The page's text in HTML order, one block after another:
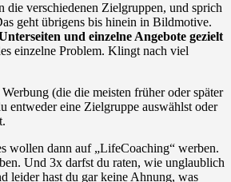
verschiedenen Zielgruppen, und sprich
geht übrigens bis hinein in Bildmotive.
und einzelne Angebote gezielt
einzelne Problem. Klingt nach viel
(die die meisten früher oder später
entweder eine Zielgruppe auswählst oder
wollen dann auf „LifeCoaching“ werben.
Und 3x darfst du raten, wie unglaublich
leider hast du gar keine Ahnung, was